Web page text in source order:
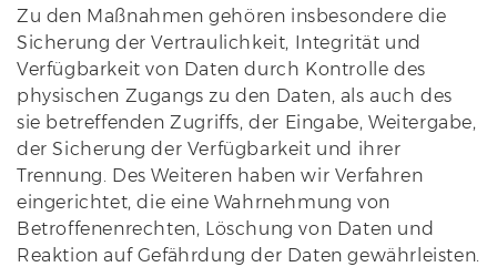
Zu den Maßnahmen gehören insbesondere die
Sicherung der Vertraulichkeit, Integrität und
Verfügbarkeit von Daten durch Kontrolle des
physischen Zugangs zu den Daten, als auch des
sie betreffenden Zugriffs, der Eingabe, Weitergabe,
der Sicherung der Verfügbarkeit und ihrer
Trennung. Des Weiteren haben wir Verfahren
eingerichtet, die eine Wahrnehmung von
Betroffenenrechten, Löschung von Daten und
Reaktion auf Gefährdung der Daten gewährleisten.